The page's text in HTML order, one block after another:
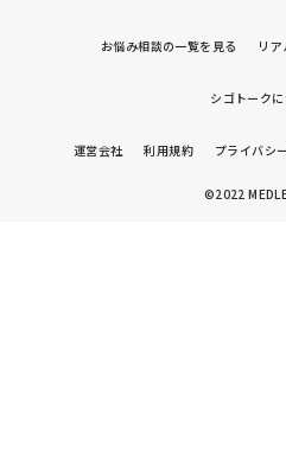
お悩み相談の一覧を見る リ
シゴトーク
運営会社 利用規約 プライバシ
©2022